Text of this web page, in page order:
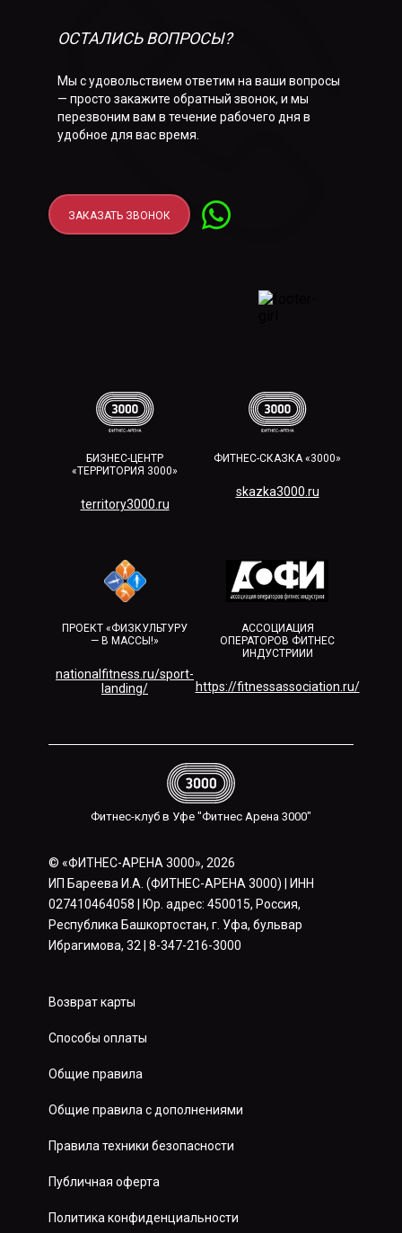
ОСТАЛИСЬ ВОПРОСЫ?
Мы с удовольствием ответим на ваши вопросы
— просто закажите обратный звонок, и мы
перезвоним вам в течение рабочего дня в
удобное для вас время.
ЗАКАЗАТЬ ЗВОНОК
БИЗНЕС-ЦЕНТР
«ТЕРРИТОРИЯ 3000»
territory3000.ru​
ФИТНЕС-СКАЗКА «3000»
skazka3000.ru
ПРОЕКТ «ФИЗКУЛЬТУРУ
— В МАССЫ!»
nationalfitness.ru/sport-
landing/
АССОЦИАЦИЯ
ОПЕРАТОРОВ ФИТНЕС
ИНДУСТРИИИ
https://fitnessassociation.ru/
Фитнес-клуб в Уфе "Фитнес Арена 3000"
© «ФИТНЕС-АРЕНА 3000», 2026
ИП Бареева И.А. (ФИТНЕС-АРЕНА 3000) | ИНН
027410464058 | Юр. адрес: 450015, Россия,
Республика Башкортостан, г. Уфа, бульвар
Ибрагимова, 32 | 8-347-216-3000
Возврат карты
Способы оплаты
Общие правила
Общие правила с дополнениями
Правила техники безопасности
Публичная оферта
Политика конфиденциальности